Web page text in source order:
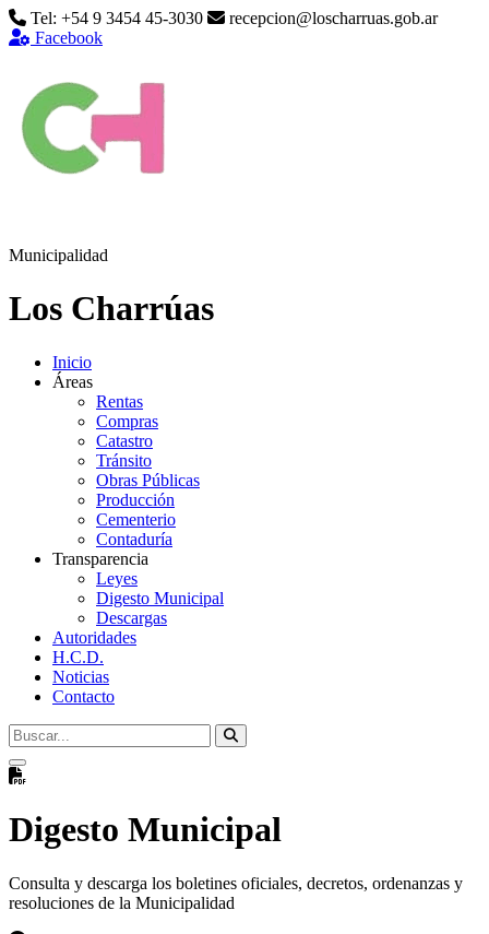
Tel: +54 9 3454 45-3030
recepcion@loscharruas.gob.ar
Facebook
Municipalidad
Los Charrúas
Inicio
Áreas
Rentas
Compras
Catastro
Tránsito
Obras Públicas
Producción
Cementerio
Contaduría
Transparencia
Leyes
Digesto Municipal
Descargas
Autoridades
H.C.D.
Noticias
Contacto
Digesto Municipal
Consulta y descarga los boletines oficiales, decretos, ordenanzas y
resoluciones de la Municipalidad